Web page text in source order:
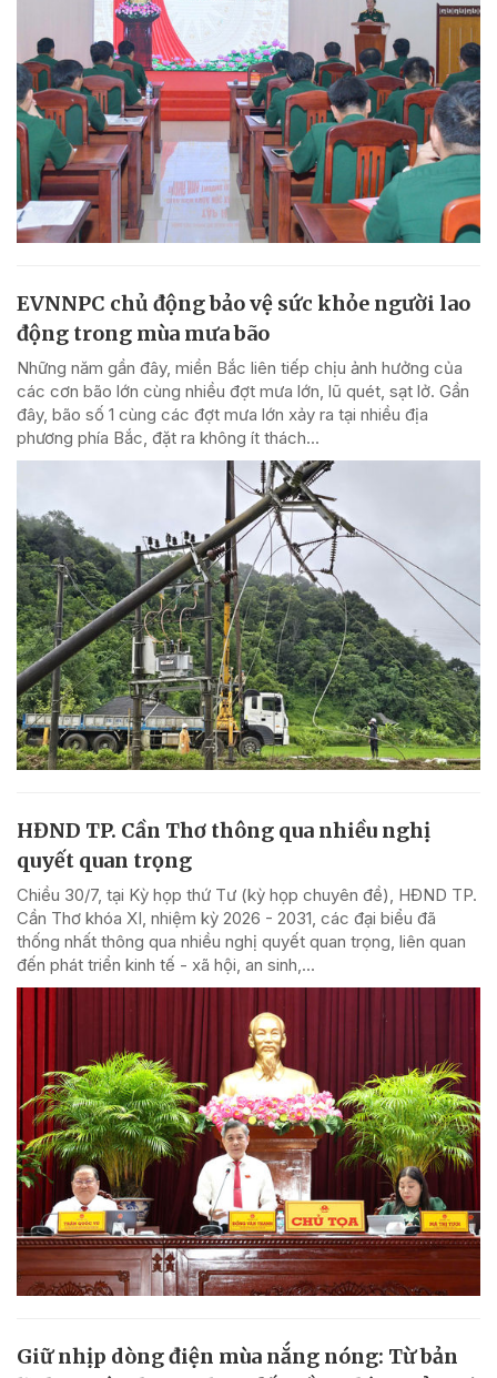
EVNNPC chủ động bảo vệ sức khỏe người lao
động trong mùa mưa bão
Những năm gần đây, miền Bắc liên tiếp chịu ảnh hưởng của
các cơn bão lớn cùng nhiều đợt mưa lớn, lũ quét, sạt lở. Gần
đây, bão số 1 cùng các đợt mưa lớn xảy ra tại nhiều địa
phương phía Bắc, đặt ra không ít thách...
HĐND TP. Cần Thơ thông qua nhiều nghị
quyết quan trọng
Chiều 30/7, tại Kỳ họp thứ Tư (kỳ họp chuyên đề), HĐND TP.
Cần Thơ khóa XI, nhiệm kỳ 2026 - 2031, các đại biểu đã
thống nhất thông qua nhiều nghị quyết quan trọng, liên quan
đến phát triển kinh tế - xã hội, an sinh,...
Giữ nhịp dòng điện mùa nắng nóng: Từ bản